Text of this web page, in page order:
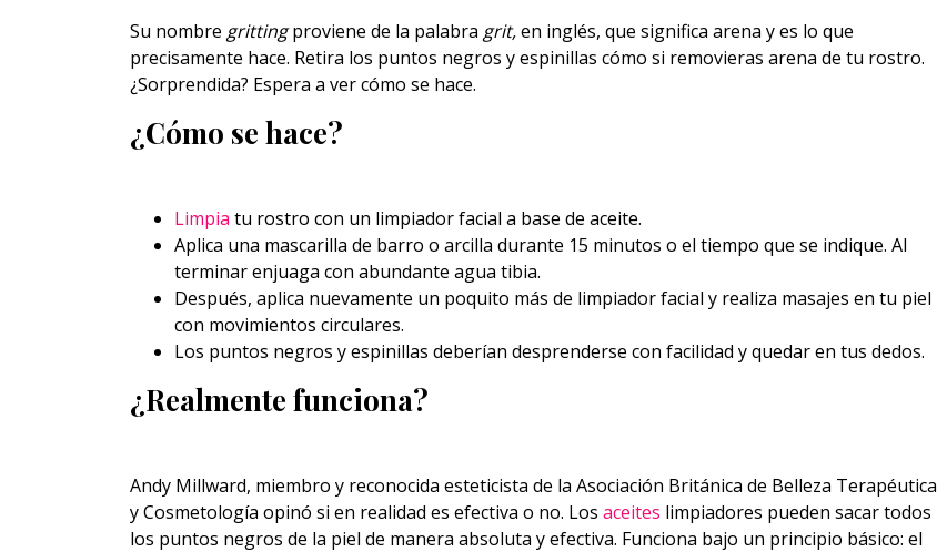
Su nombre grittingproviene de la palabra grit,en inglés, que significa arena y es lo que
precisamente hace. Retira los puntos negros y espinillas cómo si removieras arena de tu rostro.
¿Sorprendida? Espera a ver cómo se hace.
¿Cómo se hace?
Limpia tu rostro con un limpiador facial a base de aceite.
Aplica una mascarilla de barro o arcilla durante 15 minutos o el tiempo que se indique. Al
terminar enjuaga con abundante agua tibia.
Después, aplica nuevamente un poquito más de limpiador facial y realiza masajes en tu piel
con movimientos circulares.
Los puntos negros y espinillas deberían desprenderse con facilidad y quedar en tus dedos.
¿Realmente funciona?
Andy Millward, miembro y reconocida esteticista de la Asociación Británica de Belleza Terapéutica
y Cosmetología opinó si en realidad es efectiva o no. Los aceites limpiadores pueden sacar todos
los puntos negros de la piel de manera absoluta y efectiva. Funciona bajo un principio básico: el